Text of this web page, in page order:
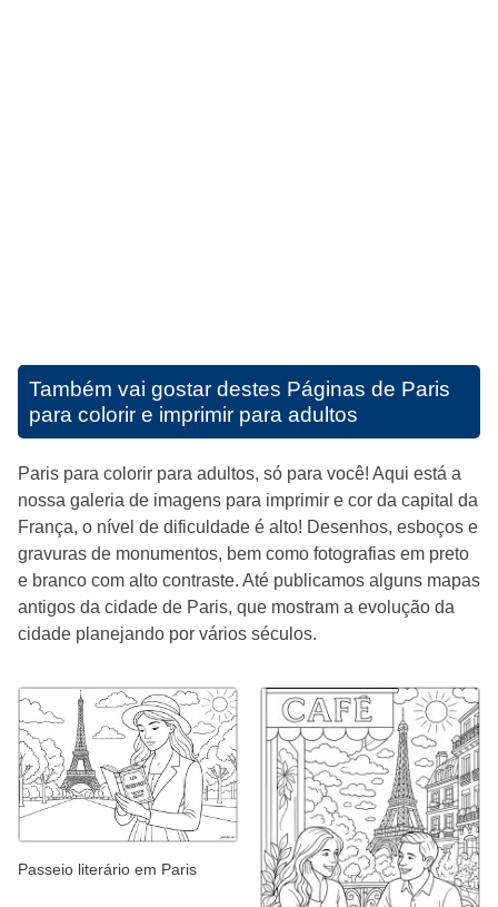
Também vai gostar destes Páginas de Paris
para colorir e imprimir para adultos
Paris para colorir para adultos, só para você! Aqui está a
nossa galeria de imagens para imprimir e cor da capital da
França, o nível de dificuldade é alto! Desenhos, esboços e
gravuras de monumentos, bem como fotografias em preto
e branco com alto contraste. Até publicamos alguns mapas
antigos da cidade de Paris, que mostram a evolução da
cidade planejando por vários séculos.
Passeio literário em Paris